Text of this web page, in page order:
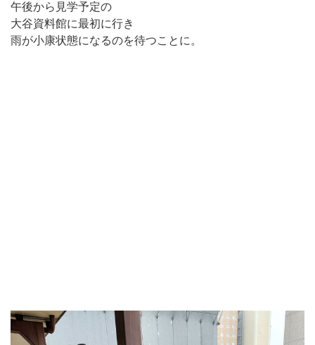
午後から見学予定の
大谷資料館に最初に行き
雨が小康状態になるのを待つことに。